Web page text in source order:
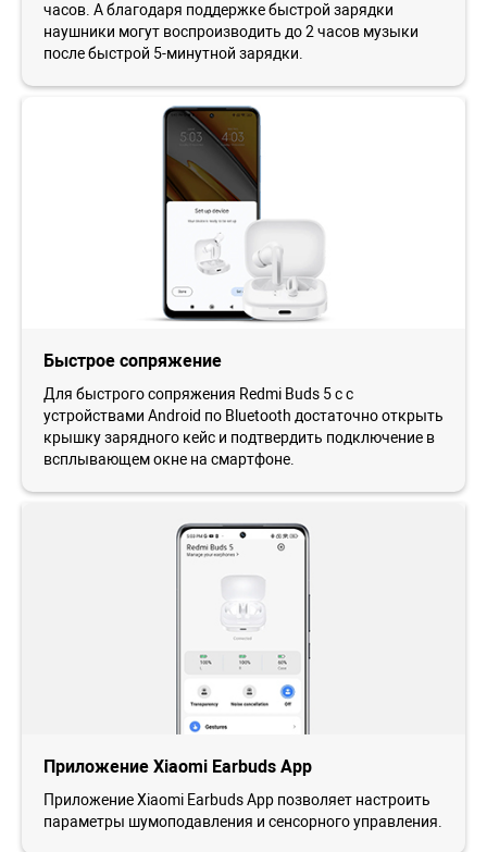
часов. А благодаря поддержке быстрой зарядки
наушники могут воспроизводить до 2 часов музыки
после быстрой 5-минутной зарядки.
Быстрое сопряжение
Для быстрого сопряжения Redmi Buds 5 с с
устройствами Android по Bluetooth достаточно открыть
крышку зарядного кейс и подтвердить подключение в
всплывающем окне на смартфоне.
Приложение Xiaomi Earbuds App
Приложение Xiaomi Earbuds App позволяет настроить
параметры шумоподавления и сенсорного управления.